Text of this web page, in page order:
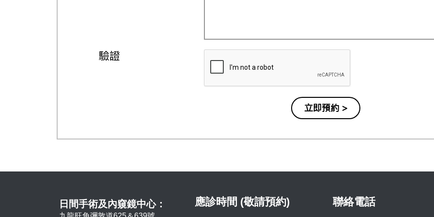
驗證
日間手術及內窺鏡中心： 應診時間 (敬請預約) 聯絡電話